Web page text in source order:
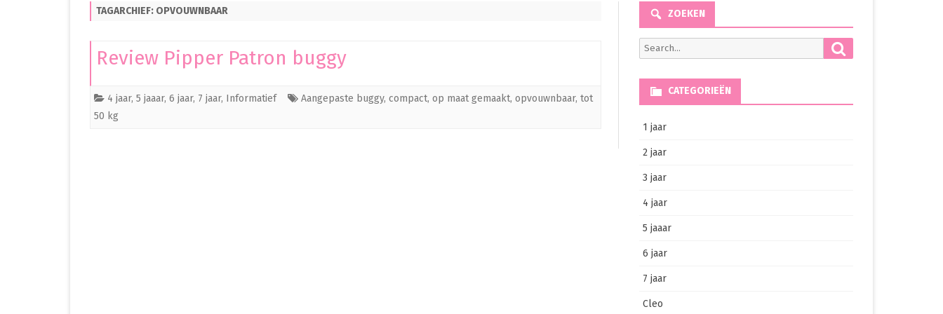
PREMATUUR IN HET ZIEKENHUIS
CLEO
TAGARCHIEF: OPVOUWNBAAR
Review Pipper Patron buggy
4 jaar, 5 jaaar, 6 jaar, 7 jaar, Informatief Aangepaste buggy, compact, op maat gemaakt, opvouwnbaar, tot
50 kg
ZOEKEN
Search
for:
CATEGORIEËN
1 jaar
2 jaar
3 jaar
4 jaar
5 jaaar
6 jaar
7 jaar
Cleo